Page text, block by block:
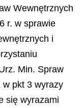
Wewnętrznych
r. w sprawie
i
Min. Spraw
w pkt 3 wyrazy
się wyrazami